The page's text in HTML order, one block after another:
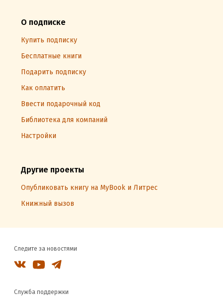
О подписке
Купить подписку
Бесплатные книги
Подарить подписку
Как оплатить
Ввести подарочный код
Библиотека для компаний
Настройки
Другие проекты
Опубликовать книгу на MyBook и Литрес
Книжный вызов
Следите за новостями
Служба поддержки